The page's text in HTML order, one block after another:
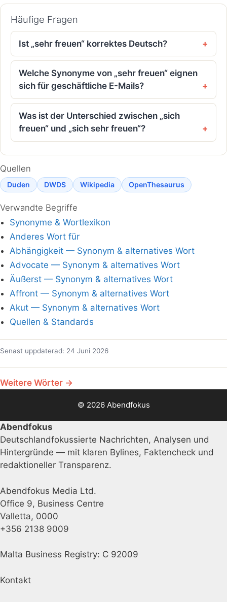
Häufige Fragen
Ist „sehr freuen“ korrektes Deutsch?
Welche Synonyme von „sehr freuen“ eignen
sich für geschäftliche E-Mails?
Was ist der Unterschied zwischen „sich
freuen“ und „sich sehr freuen“?
Quellen
Duden DWDS Wikipedia OpenThesaurus
Verwandte Begriffe
Synonyme & Wortlexikon
Anderes Wort für
Abhängigkeit — Synonym & alternatives Wort
Advocate — Synonym & alternatives Wort
Äußerst — Synonym & alternatives Wort
Affront — Synonym & alternatives Wort
Akut — Synonym & alternatives Wort
Quellen & Standards
Senast uppdaterad: 24 Juni 2026
Weitere Wörter →
© 2026 Abendfokus
Abendfokus
Deutschlandfokussierte Nachrichten, Analysen und
Hintergründe — mit klaren Bylines, Faktencheck und
redaktioneller Transparenz.
Abendfokus Media Ltd.
Office 9, Business Centre
Valletta, 0000
+356 2138 9009
Malta Business Registry: C 92009
Kontakt